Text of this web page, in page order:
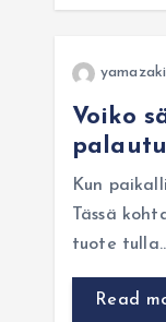
yamazaki
Voiko
Kun
Tässä
tuote
Read